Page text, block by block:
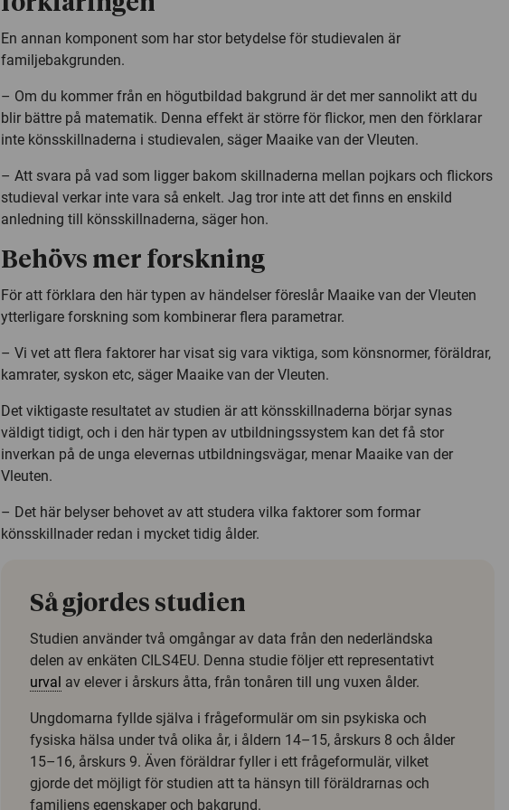
En annan komponent som har stor betydelse för studievalen är
familjebakgrunden.
– Om du kommer från en högutbildad bakgrund är det mer sannolikt att du
blir bättre på matematik. Denna effekt är större för flickor, men den förklarar
inte könsskillnaderna i studievalen, säger Maaike van der Vleuten.
– Att svara på vad som ligger bakom skillnaderna mellan pojkars och flickors
studieval verkar inte vara så enkelt. Jag tror inte att det finns en enskild
anledning till könsskillnaderna, säger hon.
Behövs mer forskning
För att förklara den här typen av händelser föreslår Maaike van der Vleuten
ytterligare forskning som kombinerar flera parametrar.
– Vi vet att flera faktorer har visat sig vara viktiga, som könsnormer, föräldrar,
kamrater, syskon etc, säger Maaike van der Vleuten.
Det viktigaste resultatet av studien är att könsskillnaderna börjar synas
väldigt tidigt, och i den här typen av utbildningssystem kan det få stor
inverkan på de unga elevernas utbildningsvägar, menar Maaike van der
Vleuten.
– Det här belyser behovet av att studera vilka faktorer som formar
könsskillnader redan i mycket tidig ålder.
Så gjordes studien
Studien använder två omgångar av data från den nederländska
delen av enkäten CILS4EU. Denna studie följer ett representativt
urval av elever i årskurs åtta, från tonåren till ung vuxen ålder.
Ungdomarna fyllde själva i frågeformulär om sin psykiska och
fysiska hälsa under två olika år, i åldern 14–15, årskurs 8 och ålder
15–16, årskurs 9. Även föräldrar fyller i ett frågeformulär, vilket
gjorde det möjligt för studien att ta hänsyn till föräldrarnas och
familjens egenskaper och bakgrund.